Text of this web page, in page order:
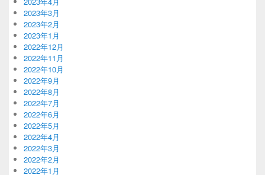
2023年3月
2023年2月
2023年1月
2022年12月
2022年11月
2022年10月
2022年9月
2022年8月
2022年7月
2022年6月
2022年5月
2022年4月
2022年3月
2022年2月
2022年1月